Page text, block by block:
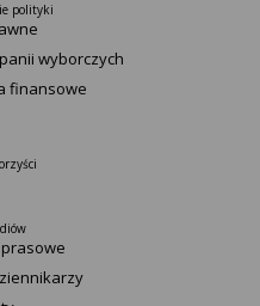
polityki
wyborczych
finansowe